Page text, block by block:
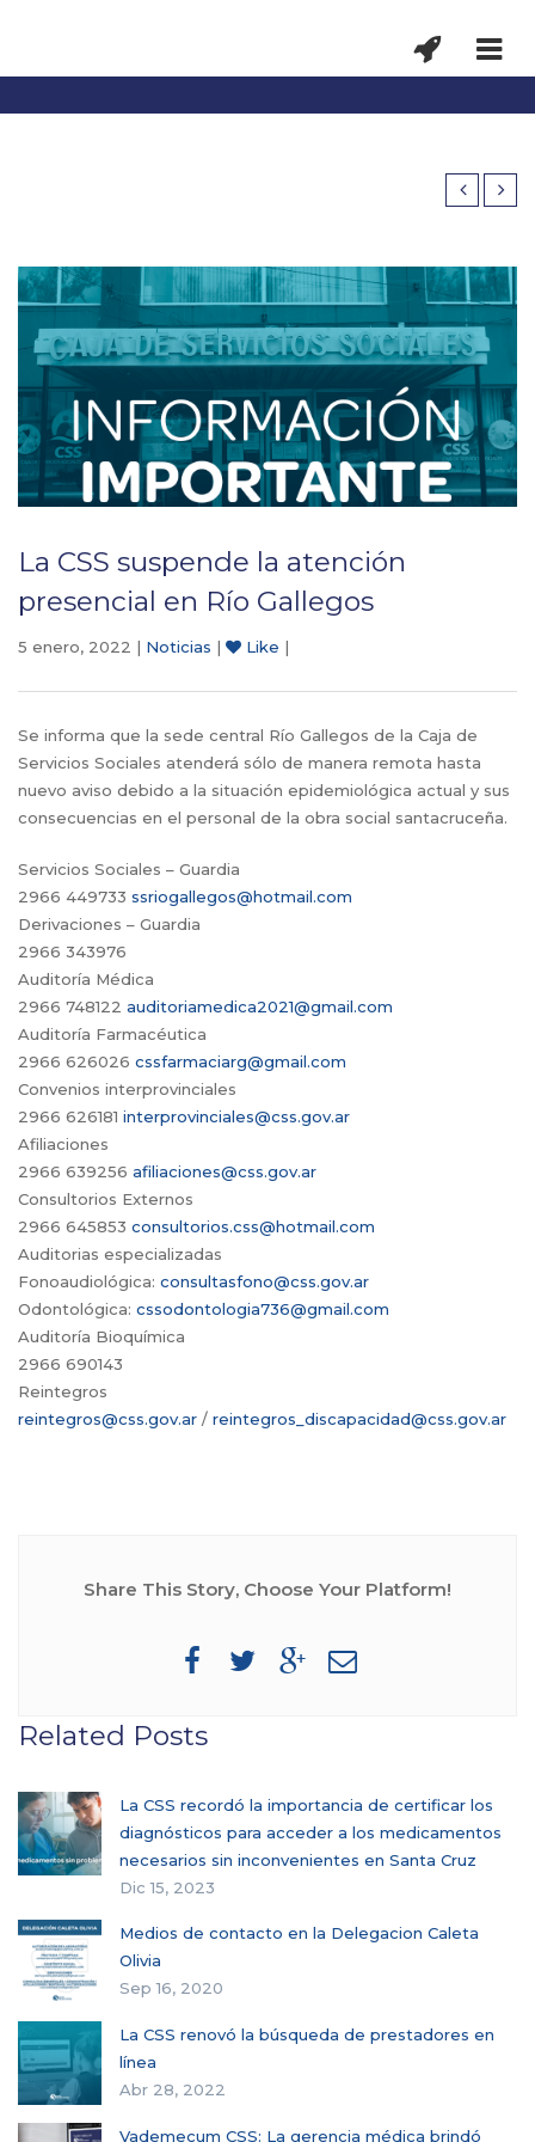
La CSS suspende la atención
presencial en Río Gallegos
5 enero, 2022 | Noticias | Like |
Se informa que la sede central Río Gallegos de la Caja de
Servicios Sociales atenderá sólo de manera remota hasta
nuevo aviso debido a la situación epidemiológica actual y sus
consecuencias en el personal de la obra social santacruceña.
Servicios Sociales – Guardia
2966 449733 ssriogallegos@hotmail.com
Derivaciones – Guardia
2966 343976
Auditoría Médica
2966 748122 auditoriamedica2021@gmail.com
Auditoría Farmacéutica
2966 626026 cssfarmaciarg@gmail.com
Convenios interprovinciales
2966 626181 interprovinciales@css.gov.ar
Afiliaciones
2966 639256 afiliaciones@css.gov.ar
Consultorios Externos
2966 645853 consultorios.css@hotmail.com
Auditorias especializadas
Fonoaudiológica: consultasfono@css.gov.ar
Odontológica: cssodontologia736@gmail.com
Auditoría Bioquímica
2966 690143
Reintegros
reintegros@css.gov.ar / reintegros_discapacidad@css.gov.ar
Share This Story, Choose Your Platform!
Related Posts
La CSS recordó la importancia de certificar los
diagnósticos para acceder a los medicamentos
necesarios sin inconvenientes en Santa Cruz
Dic 15, 2023
Medios de contacto en la Delegacion Caleta
Olivia
Sep 16, 2020
La CSS renovó la búsqueda de prestadores en
línea
Abr 28, 2022
Vademecum CSS: La gerencia médica brindó